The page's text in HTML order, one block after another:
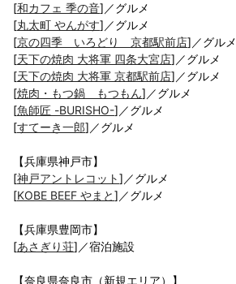
[和カフェ 季の音]／グルメ
[丸太町 やんがす]／グルメ
[京の四季 いろどり 京都駅前店]／グルメ
[天下の焼肉 大将軍 四条大宮店]／グルメ
[天下の焼肉 大将軍 京都駅前店]／グルメ
[焼肉・もつ鍋 もつもん]／グルメ
[魚師匠 -BURISHO-]／グルメ
[すてーき一郎]／グルメ
【兵庫県神戸市】
[神戸アントレコット]／グルメ
[KOBE BEEF やまと]／グルメ
【兵庫県豊岡市】
[あさぎり荘]／宿泊施設
【奈良県奈良市（新規エリア）】